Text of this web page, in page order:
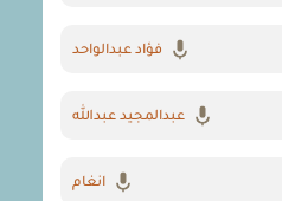
فؤاد عبدالواحد
عبدالمجيد عبدالله
انغام